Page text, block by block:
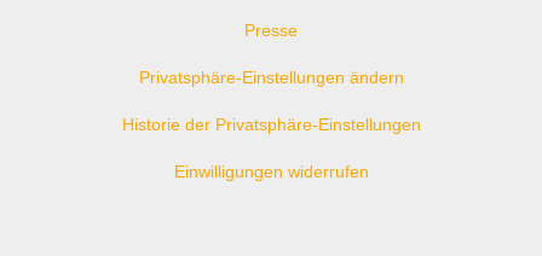
Presse
Privatsphäre-Einstellungen ändern
Historie der Privatsphäre-Einstellungen
Einwilligungen widerrufen